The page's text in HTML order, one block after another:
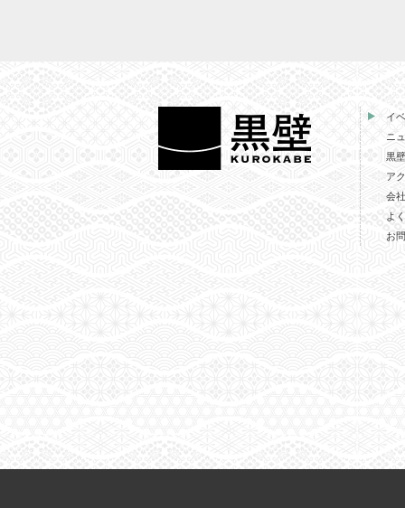
イ
ニ
黒
ア
会
よ
お